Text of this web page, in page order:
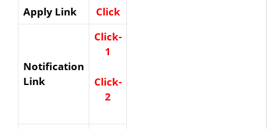
Apply Link Click
Notification
Link
Click-
1
Click-
2